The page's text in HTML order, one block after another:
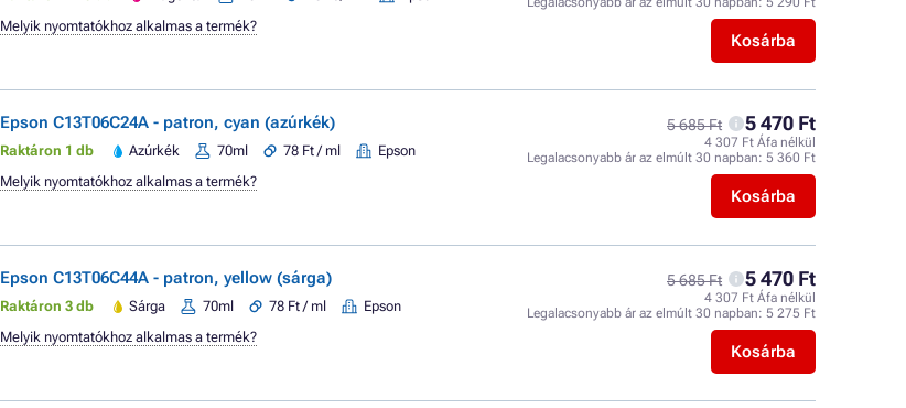
Kosárba
Melyik nyomtatókhoz alkalmas a termék?
Epson C13T06C24A - patron, cyan (azúrkék)
Raktáron 1 db Azúrkék 70ml 78 Ft / ml Epson
5 685 Ft 5 470 Ft
4 307 Ft Áfa nélkül
Legalacsonyabb ár az elmúlt 30 napban: 5 360 Ft
Kosárba
Melyik nyomtatókhoz alkalmas a termék?
Epson C13T06C44A - patron, yellow (sárga)
Raktáron 3 db Sárga 70ml 78 Ft / ml Epson
5 685 Ft 5 470 Ft
4 307 Ft Áfa nélkül
Legalacsonyabb ár az elmúlt 30 napban: 5 275 Ft
Kosárba
Melyik nyomtatókhoz alkalmas a termék?